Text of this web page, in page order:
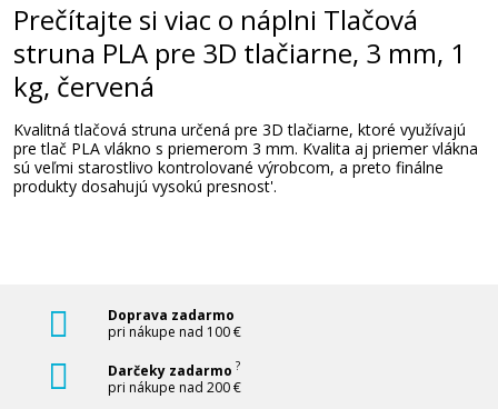
Pridať do košíka
Tlačová struna PLA pre 3D tlačiarne, 3
mm, 1 kg, purpurová
3D struna
16,90 €
Prečítajte si viac o náplni Tlačová
struna PLA pre 3D tlačiarne, 3 mm, 1
kg, červená
Kvalitná tlačová struna určená pre 3D tlačiarne, ktoré využívajú
pre tlač PLA vlákno s priemerom 3 mm. Kvalita aj priemer vlákna
sú veľmi starostlivo kontrolované výrobcom, a preto finálne
produkty dosahujú vysokú presnost'.
Doprava zadarmo
pri nákupe nad 100 €
Darčeky zadarmo ?
pri nákupe nad 200 €